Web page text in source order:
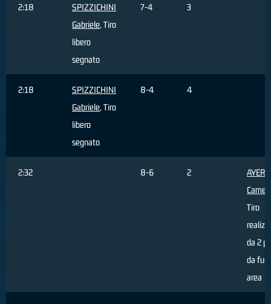
2:18
SPIZZICHINI
Gabriele, Tiro
libero
segnato
7-4 3
2:18
SPIZZICHINI
Gabriele, Tiro
libero
segnato
8-4 4
2:32 8-6 2
AYERS
Tiro
da 2
da
area